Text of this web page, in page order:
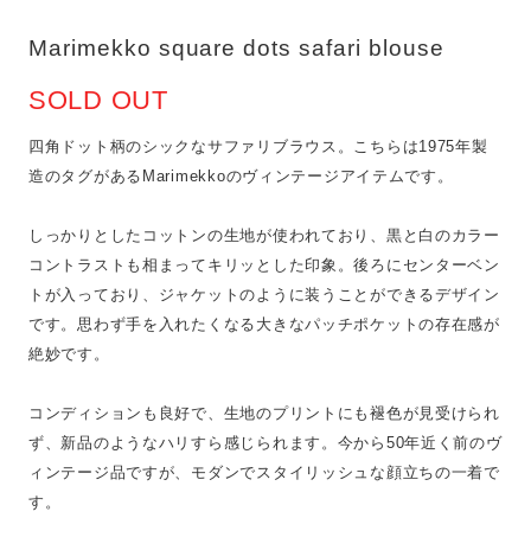
Marimekko square dots safari blouse
SOLD OUT
四角ドット柄のシックなサファリブラウス。こちらは1975年製
造のタグがあるMarimekkoのヴィンテージアイテムです。
しっかりとしたコットンの生地が使われており、黒と白のカラー
コントラストも相まってキリッとした印象。後ろにセンターベン
トが入っており、ジャケットのように装うことができるデザイン
です。思わず手を入れたくなる大きなパッチポケットの存在感が
絶妙です。
コンディションも良好で、生地のプリントにも褪色が見受けられ
ず、新品のようなハリすら感じられます。今から50年近く前のヴ
ィンテージ品ですが、モダンでスタイリッシュな顔立ちの一着で
す。